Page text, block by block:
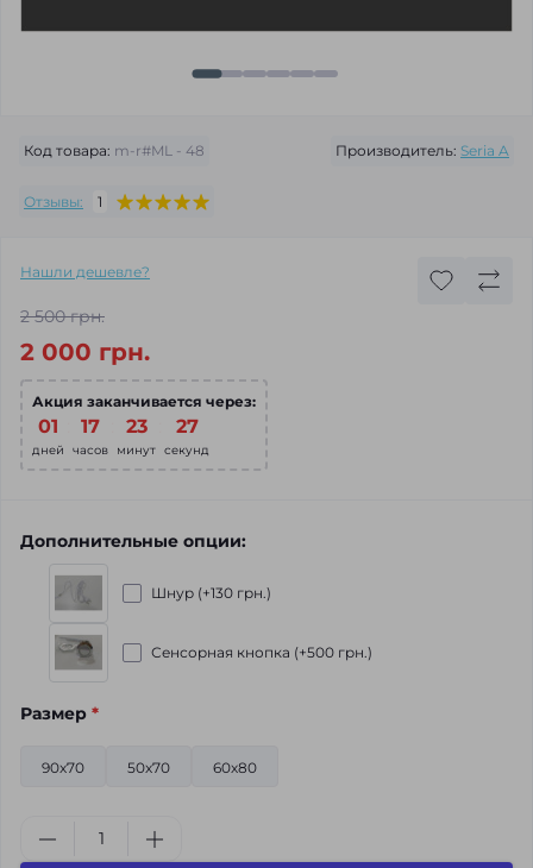
Код товара: m-r#ML - 48 Производитель: Seria A
Отзывы: 1
Нашли дешевле?
2 500 грн.
2 000 грн.
Акция заканчивается через:
01
дней
17
часов
23
минут
25
секунд
Дополнительные опции:
Шнур (+130 грн.)
Сенсорная кнопка (+500 грн.)
Размер *
90х70 50х70 60х80